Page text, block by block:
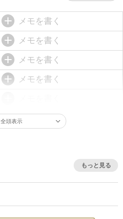
メモを書く
メモを書く
メモを書く
メモを書く
全頭表示
もっと見る